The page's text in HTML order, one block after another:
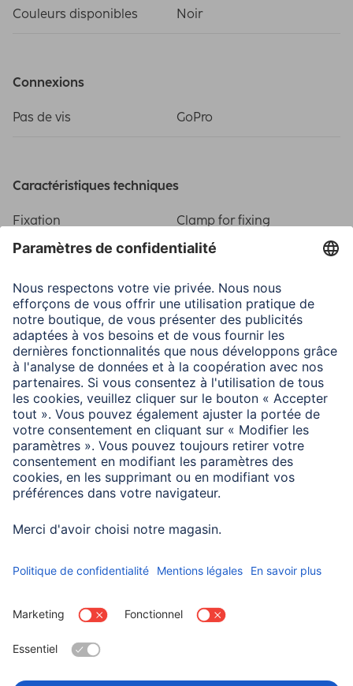
Couleurs disponibles Noir
Connexions
Pas de vis GoPro
Caractéristiques techniques
Fixation Clamp for fixing
Matière Plastique
Dimensions
Poids 54 g
Domaines d'utilisations
Compatibilité Action Camera